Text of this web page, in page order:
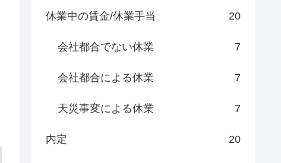
休業中の賃金/休業手当 20
会社都合でない休業 7
会社都合による休業 7
天災事変による休業 7
内定 20